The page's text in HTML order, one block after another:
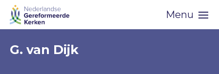
Skip
navigation
Menu
G. van Dijk